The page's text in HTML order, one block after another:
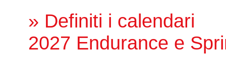
» Definiti i calendari
2027 Endurance e